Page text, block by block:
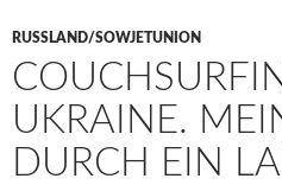
RUSSLAND/SOWJETUNION
UKRAINE.
DURCH EIN